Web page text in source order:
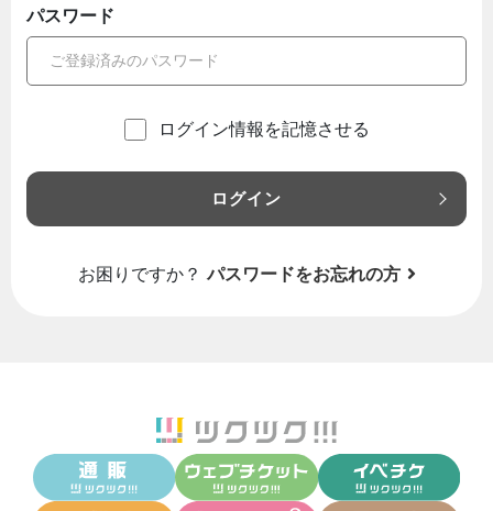
パスワード
ログイン情報を記憶させる
ログイン
お困りですか？ パスワードをお忘れの方